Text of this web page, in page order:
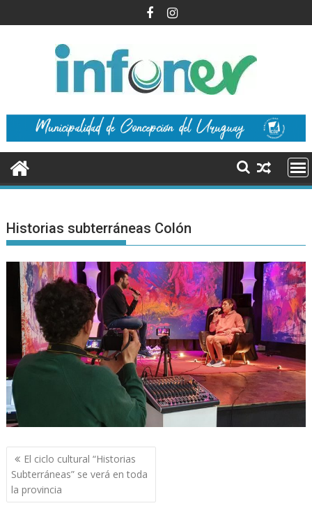
al
Historias subterráneas Colón
Navegación
de
entradas
El ciclo cultural “Historias
Subterráneas” se verá en toda
la provincia